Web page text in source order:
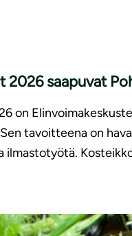
2026 saapuvat
on
tavoitteena on
ilmastotyötä.